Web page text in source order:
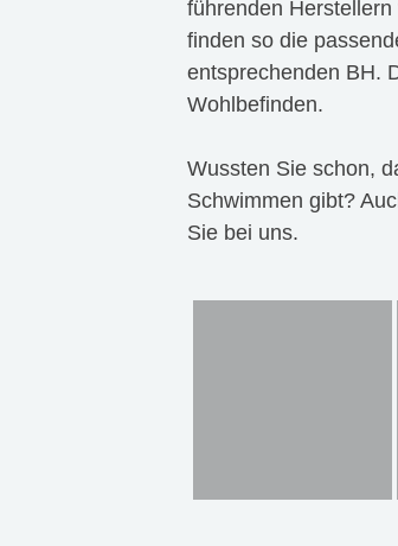
führenden
finden so die
entsprechenden BH.
Wohlbefinden.
Wussten Sie schon,
Schwimmen gibt?
Sie bei uns.